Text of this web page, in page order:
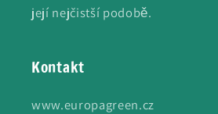
její nejčistší podobě.
Kontakt
www.europagreen.cz